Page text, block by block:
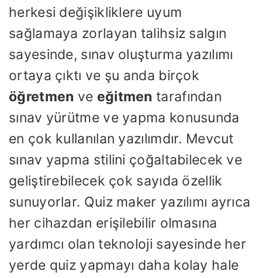
herkesi değişikliklere uyum
sağlamaya zorlayan talihsiz salgın
sayesinde, sınav oluşturma yazılımı
ortaya çıktı ve şu anda birçok
öğretmen ve eğitmen tarafından
sınav yürütme ve yapma konusunda
en çok kullanılan yazılımdır. Mevcut
sınav yapma stilini çoğaltabilecek ve
geliştirebilecek çok sayıda özellik
sunuyorlar. Quiz maker yazılımı ayrıca
her cihazdan erişilebilir olmasına
yardımcı olan teknoloji sayesinde her
yerde quiz yapmayı daha kolay hale